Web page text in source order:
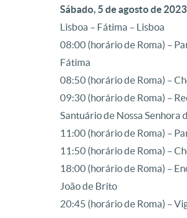
Sábado, 5 de agosto de 2023
Lisboa – Fátima – Lisboa
08:00 (horário de Roma) –
Fátima
08:50 (horário de Roma) –
09:30 (horário de Roma) –
Santuário de Nossa Senhora
11:00 (horário de Roma) –
11:50 (horário de Roma) –
18:00 (horário de Roma) –
João de Brito
20:45 (horário de Roma) –